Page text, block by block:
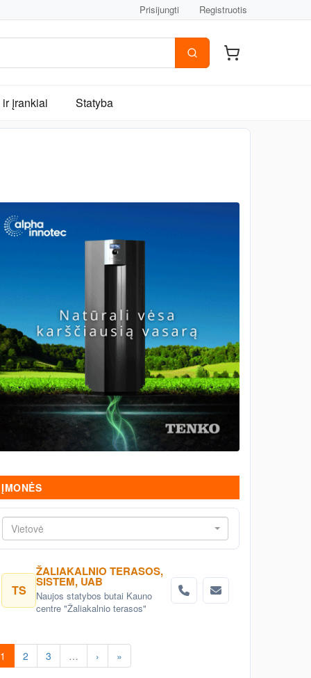
Prisijungti Registruotis
įrankiai Statyba
ĮMONĖS
Vietovė
TS
ŽALIAKALNIO TERASOS,
SISTEM, UAB
Naujos statybos butai Kauno
centre "Žaliakalnio terasos"
1 2 3 … › »